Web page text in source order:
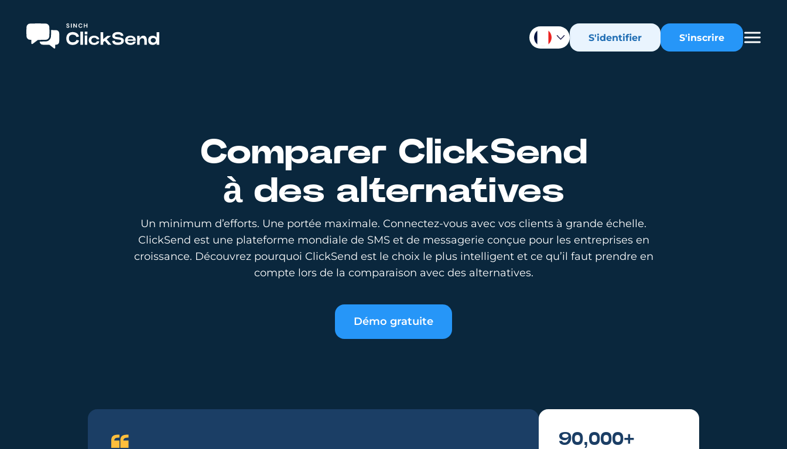
S'identifier S'inscrire
Comparer ClickSend
à des alternatives
Un minimum d’efforts. Une portée maximale. Connectez-vous avec vos clients à grande échelle.
ClickSend est une plateforme mondiale de SMS et de messagerie conçue pour les entreprises en
croissance. Découvrez pourquoi ClickSend est le choix le plus intelligent et ce qu’il faut prendre en
compte lors de la comparaison avec des alternatives.
Démo gratuite
90,000+